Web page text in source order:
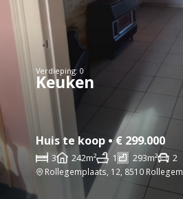
Verdieping: 0
Keuken
Huis te koop • € 299.000
3 242m² 1 293m² 2
Rollegemplaats, 12, 8510 Rollegem